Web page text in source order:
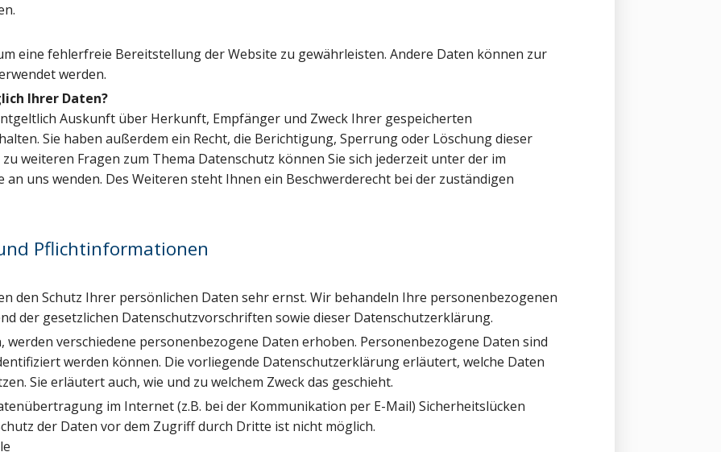
eine fehlerfreie Bereitstellung der Website zu gewährleisten. Andere Daten können zur
werden.
Ihrer Daten?
Auskunft über Herkunft, Empfänger und Zweck Ihrer gespeicherten
Sie haben außerdem ein Recht, die Berichtigung, Sperrung oder Löschung dieser
weiteren Fragen zum Thema Datenschutz können Sie sich jederzeit unter der im
an uns wenden. Des Weiteren steht Ihnen ein Beschwerderecht bei der zuständigen
Pflichtinformationen
den Schutz Ihrer persönlichen Daten sehr ernst. Wir behandeln Ihre personenbezogenen
der gesetzlichen Datenschutzvorschriften sowie dieser Datenschutzerklärung.
werden verschiedene personenbezogene Daten erhoben. Personenbezogene Daten sind
werden können. Die vorliegende Datenschutzerklärung erläutert, welche Daten
Sie erläutert auch, wie und zu welchem Zweck das geschieht.
im Internet (z.B. bei der Kommunikation per E-Mail) Sicherheitslücken
der Daten vor dem Zugriff durch Dritte ist nicht möglich.